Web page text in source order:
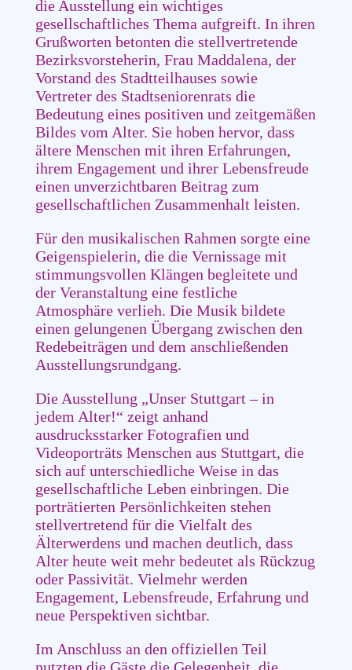
die Ausstellung ein wichtiges
gesellschaftliches Thema aufgreift. In ihren
Grußworten betonten die stellvertretende
Bezirksvorsteherin, Frau Maddalena, der
Vorstand des Stadtteilhauses sowie
Vertreter des Stadtseniorenrats die
Bedeutung eines positiven und zeitgemäßen
Bildes vom Alter. Sie hoben hervor, dass
ältere Menschen mit ihren Erfahrungen,
ihrem Engagement und ihrer Lebensfreude
einen unverzichtbaren Beitrag zum
gesellschaftlichen Zusammenhalt leisten.
Für den musikalischen Rahmen sorgte eine
Geigenspielerin, die die Vernissage mit
stimmungsvollen Klängen begleitete und
der Veranstaltung eine festliche
Atmosphäre verlieh. Die Musik bildete
einen gelungenen Übergang zwischen den
Redebeiträgen und dem anschließenden
Ausstellungsrundgang.
Die Ausstellung „Unser Stuttgart – in
jedem Alter!“ zeigt anhand
ausdrucksstarker Fotografien und
Videoporträts Menschen aus Stuttgart, die
sich auf unterschiedliche Weise in das
gesellschaftliche Leben einbringen. Die
porträtierten Persönlichkeiten stehen
stellvertretend für die Vielfalt des
Älterwerdens und machen deutlich, dass
Alter heute weit mehr bedeutet als Rückzug
oder Passivität. Vielmehr werden
Engagement, Lebensfreude, Erfahrung und
neue Perspektiven sichtbar.
Im Anschluss an den offiziellen Teil